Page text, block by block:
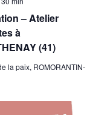
– Atelier
à
(41)
la paix, ROMORANTIN-